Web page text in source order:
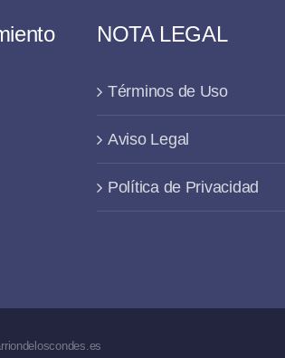
NOTA LEGAL
Términos de Uso
Aviso Legal
Política de Privacidad